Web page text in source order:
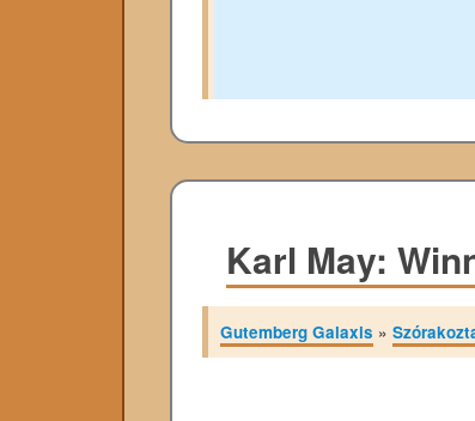
Karl May:
Gutemberg Galaxis »